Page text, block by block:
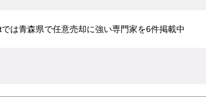
は青森県で任意売却に強い専門家を6件掲載中